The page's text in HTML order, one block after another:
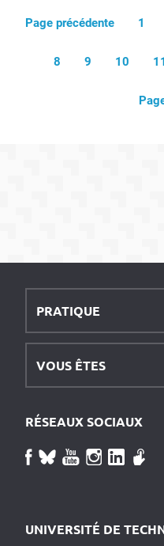
Page précédente 1
8 9 10
PRATIQUE
VOUS ÊTES
RÉSEAUX SOCIAUX
UNIVERSITÉ DE